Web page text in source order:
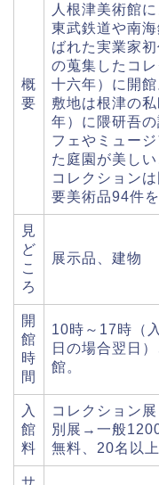
概
要
人根津美術館
東武鉄道や南
ばれた実業家
の蒐集したコ
十六年）に開館
敷地は根津の
年）に隈研吾
フェやミュー
た庭園が美し
コレクション
要美術品94件
見
ど
こ
ろ
展示品、建物
開
館
時
間
10時～17時（
日の場合翌日
館。
入
館
料
コレクション
別展→一般
無料、20名以